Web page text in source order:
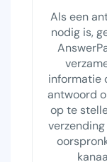
Als een
nodig is,
informatie
antwoord
op te